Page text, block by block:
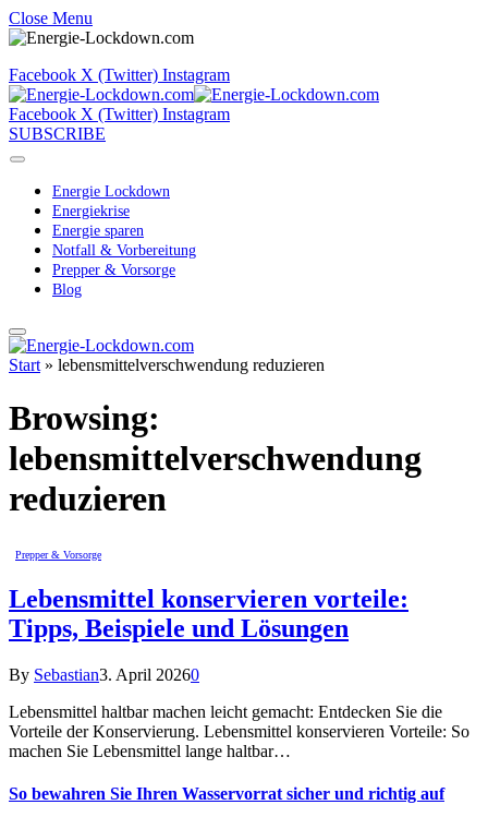
Close Menu
Facebook X (Twitter) Instagram
Facebook X (Twitter) Instagram
SUBSCRIBE
Energie Lockdown
Energiekrise
Energie sparen
Notfall & Vorbereitung
Prepper & Vorsorge
Blog
Start » lebensmittelverschwendung reduzieren
Browsing:
lebensmittelverschwendung
reduzieren
Prepper & Vorsorge
Lebensmittel konservieren vorteile:
Tipps, Beispiele und Lösungen
By Sebastian3. April 20260
Lebensmittel haltbar machen leicht gemacht: Entdecken Sie die
Vorteile der Konservierung. Lebensmittel konservieren Vorteile: So
machen Sie Lebensmittel lange haltbar…
So bewahren Sie Ihren Wasservorrat sicher und richtig auf